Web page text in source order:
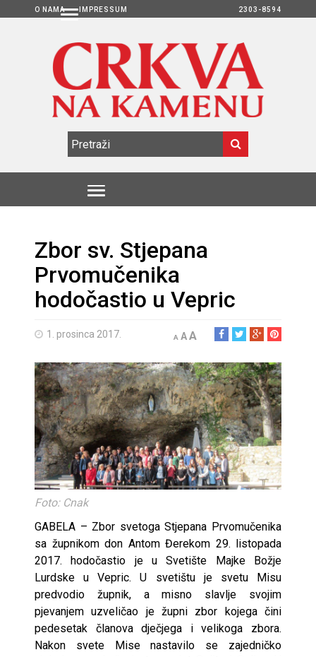
O NAMA IMPRESSUM 2303-8594
Zbor sv. Stjepana
Prvomučenika
hodočastio u Vepric
1. prosinca 2017. A AA
Foto: Cnak
GABELA – Zbor svetoga Stjepana Prvomučenika
sa župnikom don Antom Đerekom 29. listopada
2017. hodočastio je u Svetište Majke Božje
Lurdske u Vepric. U svetištu je svetu Misu
predvodio župnik, a misno slavlje svojim
pjevanjem uzveličao je župni zbor kojega čini
pedesetak članova dječjega i velikoga zbora.
Nakon svete Mise nastavilo se zajedničko